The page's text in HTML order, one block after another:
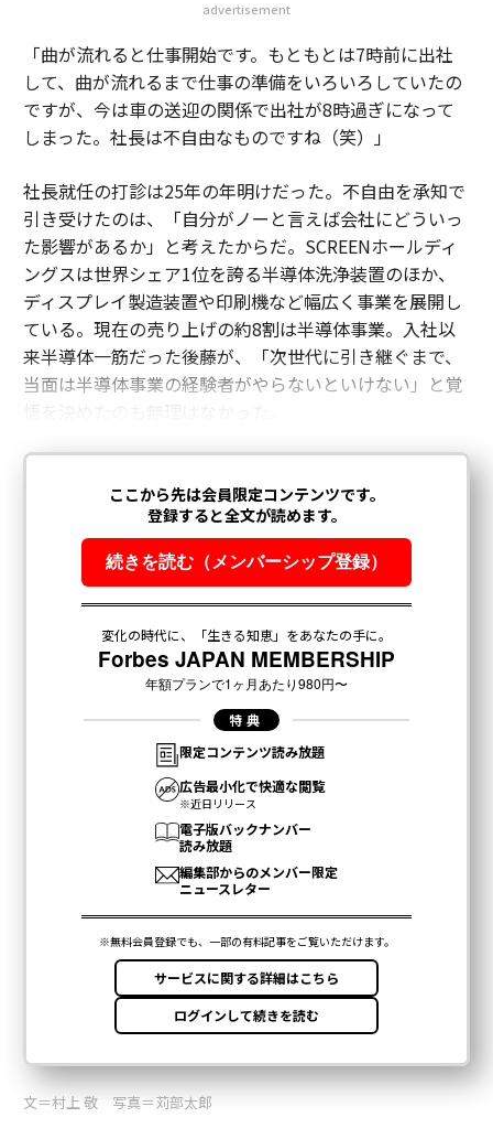
advertisement
「曲が流れると仕事開始です。もともとは7時前に出社
して、曲が流れるまで仕事の準備をいろいろしていたの
ですが、今は車の送迎の関係で出社が8時過ぎになって
しまった。社長は不自由なものですね（笑）」
社長就任の打診は25年の年明けだった。不自由を承知で
引き受けたのは、「自分がノーと言えば会社にどういっ
た影響があるか」と考えたからだ。SCREENホールディ
ングスは世界シェア1位を誇る半導体洗浄装置のほか、
ディスプレイ製造装置や印刷機など幅広く事業を展開し
ている。現在の売り上げの約8割は半導体事業。入社以
来半導体一筋だった後藤が、「次世代に引き継ぐまで、
当面は半導体事業の経験者がやらないといけない」と覚
文＝村上 敬 写真＝苅部太郎